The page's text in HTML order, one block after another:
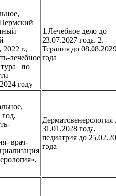
2022 г.,
лечебное
по
году
1.Лечебное дело до
23.07.2027 года. 2.
Терапия до 08.08.2029
года
врач-
Дерматовенерология
31.01.2028 года,
педиатрия до
года